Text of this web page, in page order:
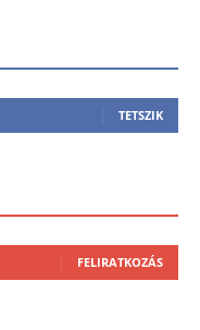
TETSZIK
FELIRATKOZÁS